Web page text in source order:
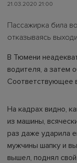
21.03.2020 21:00
Пассажирка била
отказываясь
В Тюмени
водителя, а затем
Соответствующее
На кадрах видно,
из машины,
раз даже ударила
мужчины шапку и
вышел, поднял